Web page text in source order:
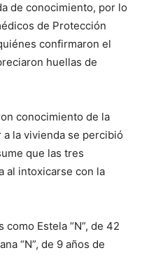
de conocimiento, por lo
de Protección
confirmaron el
huellas de
conocimiento de la
la vivienda se percibió
que las tres
al intoxicarse con la
Estela “N”, de 42
“N”, de 9 años de